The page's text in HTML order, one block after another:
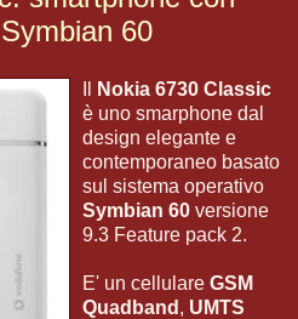
60
Nokia 6730 Classic
è uno smarphone dal
design elegante e
contemporaneo basato
sul sistema operativo
Symbian 60 versione
9.3 Feature pack 2.
E' un cellulare GSM
Quadband , UMTS